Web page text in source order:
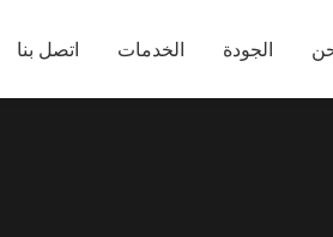
الجودة الخدمات اتصل بنا